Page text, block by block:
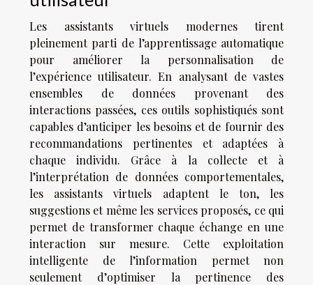
Les assistants virtuels modernes tirent
pleinement parti de l’apprentissage automatique
pour améliorer la personnalisation de
l’expérience utilisateur. En analysant de vastes
ensembles de données provenant des
interactions passées, ces outils sophistiqués sont
capables d’anticiper les besoins et de fournir des
recommandations pertinentes et adaptées à
chaque individu. Grâce à la collecte et à
l’interprétation de données comportementales,
les assistants virtuels adaptent le ton, les
suggestions et même les services proposés, ce qui
permet de transformer chaque échange en une
interaction sur mesure. Cette exploitation
intelligente de l’information permet non
seulement d’optimiser la pertinence des